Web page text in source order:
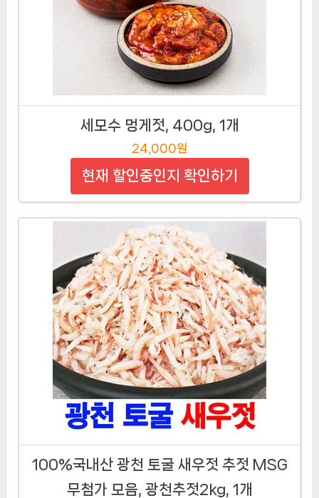
세모수 멍게젓, 400g, 1개
24,000원
현재 할인중인지 확인하기
100%국내산 광천 토굴 새우젓 추젓 MSG
무첨가 모음, 광천추젓2kg, 1개